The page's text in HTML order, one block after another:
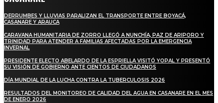
DERRUMBES Y LLUVIAS PARALIZAN EL TRANSPORTE ENTRE BOYACÁ,
CASANARE Y ARAUCA
CARAVANA HUMANITARIA DE ZORRO LLEGÓ A NUNCHÍA, PAZ DE ARIPORO Y
TRINIDAD PARA ATENDER A FAMILIAS AFECTADAS POR LA EMERGENCIA
INVERNAL
PRESIDENTE ELECTO ABELARDO DE LA ESPRIELLA VISITÓ YOPAL Y PRESENTÓ
SU VISIÓN DE GOBIERNO ANTE CIENTOS DE CIUDADANOS
DÍA MUNDIAL DE LA LUCHA CONTRA LA TUBERCULOSIS 2026
RESULTADOS DEL MONITOREO DE CALIDAD DEL AGUA EN CASANARE EN EL MES
DE ENERO 2026